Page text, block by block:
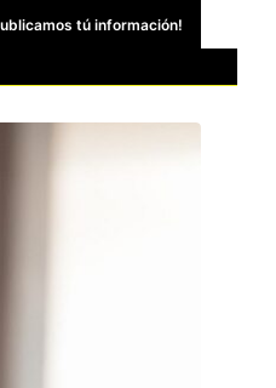
tú información!